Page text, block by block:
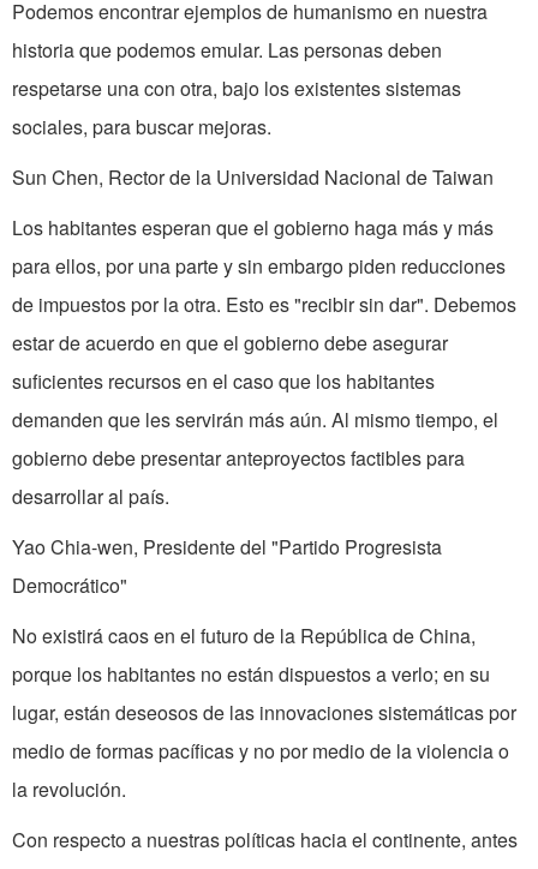
Podemos encontrar ejemplos de humanismo en nuestra
historia que podemos emular. Las personas deben
respetarse una con otra, bajo los existentes sistemas
sociales, para buscar mejoras.
Sun Chen, Rector de la Universidad Nacional de Taiwan
Los habitantes esperan que el gobierno haga más y más
para ellos, por una parte y sin embargo piden reducciones
de impuestos por la otra. Esto es "recibir sin dar". Debemos
estar de acuerdo en que el gobierno debe asegurar
suficientes recursos en el caso que los habitantes
demanden que les servirán más aún. Al mismo tiempo, el
gobierno debe presentar anteproyectos factibles para
desarrollar al país.
Yao Chia-wen, Presidente del "Partido Progresista
Democrático"
No existirá caos en el futuro de la República de China,
porque los habitantes no están dispuestos a verlo; en su
lugar, están deseosos de las innovaciones sistemáticas por
medio de formas pacíficas y no por medio de la violencia o
la revolución.
Con respecto a nuestras políticas hacia el continente, antes